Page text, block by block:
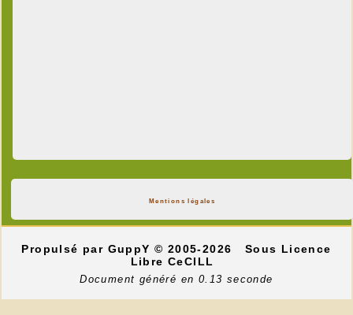
Mentions légales
Propulsé par GuppY© 2005-2026
Sous Licence
Libre CeCILL
Document généré en 0.13 seconde